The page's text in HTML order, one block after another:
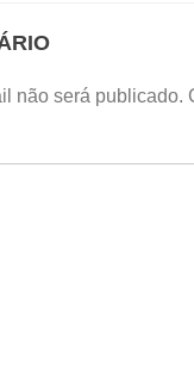
não será publicado.